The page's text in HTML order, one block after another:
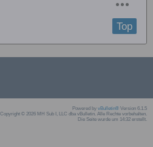
Top
Powered by vBulletin® Version 6.1.5
Copyright © 2026 MH Sub I, LLC dba vBulletin. Alle Rechte vorbehalten.
Die Seite wurde um 14:32 erstellt.